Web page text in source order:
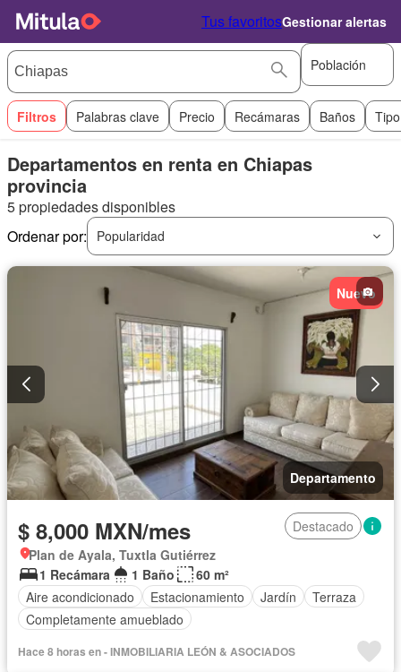
Tus favoritosGestionar alertas
Población
Filtros Palabras clave Precio Recámaras Baños
Departamentos en renta en Chiapas
provincia
5 propiedades disponibles
Ordenar por:
Popularidad
Nuevo
Departamento
$ 8,000 MXN/mes
Destacado
Plan de Ayala, Tuxtla Gutiérrez
1 Recámara
1 Baño
60 m²
Aire acondicionado
Estacionamiento Jardín
Terraza
Completamente amueblado
Hace 8 horas en - INMOBILIARIA LEÓN & ASOCIADOS